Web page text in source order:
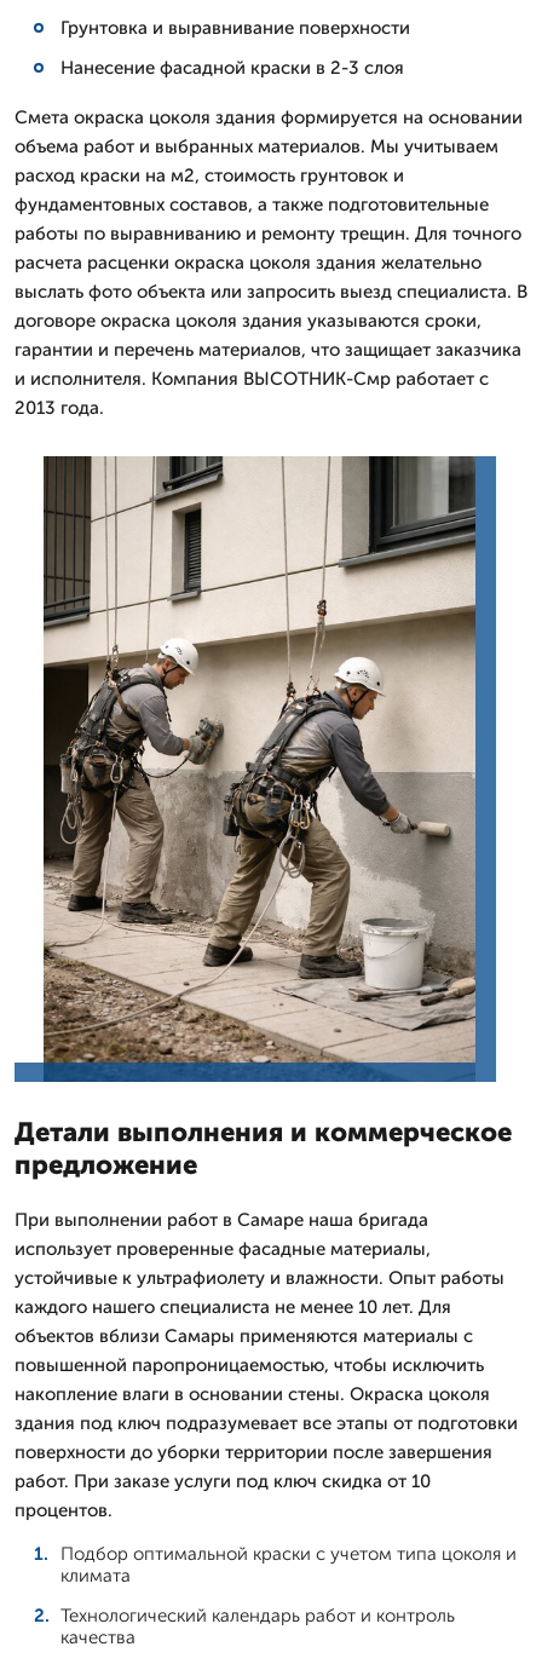
Грунтовка и выравнивание поверхности
Нанесение фасадной краски в 2-3 слоя
Смета окраска цоколя здания формируется на основании
объема работ и выбранных материалов. Мы учитываем
расход краски на м2, стоимость грунтовок и
фундаментовных составов, а также подготовительные
работы по выравниванию и ремонту трещин. Для точного
расчета расценки окраска цоколя здания желательно
выслать фото объекта или запросить выезд специалиста. В
договоре окраска цоколя здания указываются сроки,
гарантии и перечень материалов, что защищает заказчика
и исполнителя. Компания ВЫСОТНИК-Смр работает с
2013 года.
Детали выполнения и коммерческое
предложение
При выполнении работ в Самаре наша бригада
использует проверенные фасадные материалы,
устойчивые к ультрафиолету и влажности. Опыт работы
каждого нашего специалиста не менее 10 лет. Для
объектов вблизи Самары применяются материалы с
повышенной паропроницаемостью, чтобы исключить
накопление влаги в основании стены. Окраска цоколя
здания под ключ подразумевает все этапы от подготовки
поверхности до уборки территории после завершения
работ. При заказе услуги под ключ скидка от 10
процентов.
Подбор оптимальной краски с учетом типа цоколя и
климата
Технологический календарь работ и контроль
качества